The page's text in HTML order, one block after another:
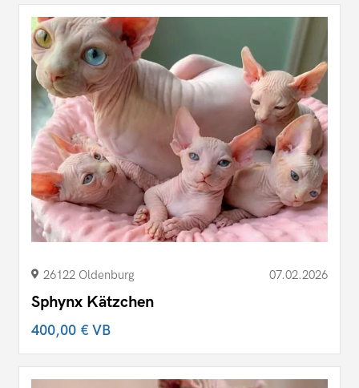
26122 Oldenburg 07.02.2026
Sphynx Kätzchen
400,00 €VB